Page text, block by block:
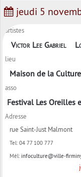
jeudi 5
artistes
Victor Lee Gabriel
lieu
Maison de la
asso
Festival Les Oreilles
Adresse
rue Saint-Just Malmont
Tel: 04 77 100 777
Mél: infoculture@ville-